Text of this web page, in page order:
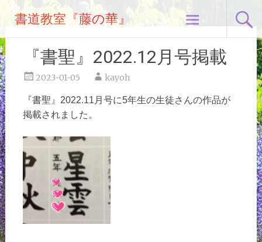
テ
ン
ツ
へ
ス
キ
ッ
プ
書道教室『藤の華』
『書聖』2022.12月号掲載
2023-01-05 kayoh
『書聖』2022.11月号に5年生の生徒さんの作品が
掲載されました。